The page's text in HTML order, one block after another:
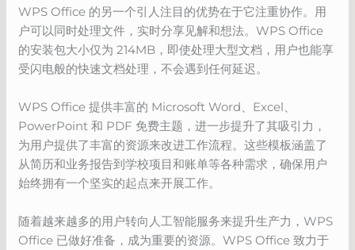
WPS Office 的另一个引人注目的优势在于它注重协作。用
户可以同时处理文件，实时分享见解和想法。WPS Office
的安装包大小仅为 214MB，即使处理大型文档，用户也能享
受闪电般的快速文档处理，不会遇到任何延迟。
WPS Office 提供丰富的 Microsoft Word、Excel、
PowerPoint 和 PDF 免费主题，进一步提升了其吸引力，
为用户提供了丰富的资源来改进工作流程。这些模板涵盖了
从简历和业务报告到学校项目和账单等各种需求，确保用户
始终拥有一个坚实的起点来开展工作。
随着越来越多的用户转向人工智能服务来提升生产力，WPS
Office 已做好准备，成为重要的资源。WPS Office 致力于